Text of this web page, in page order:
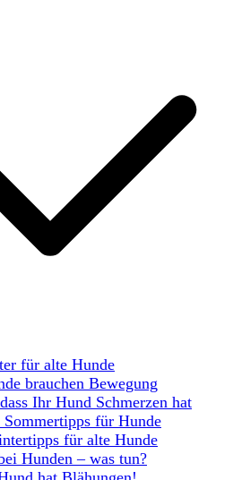
für alte Hunde
brauchen Bewegung
Ihr Hund Schmerzen hat
Sommertipps für Hunde
für alte Hunde
Hunden – was tun?